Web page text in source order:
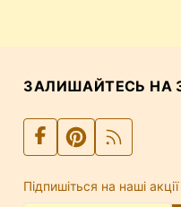
ЗАЛИШАЙТЕСЬ НА
Підпишіться на наші